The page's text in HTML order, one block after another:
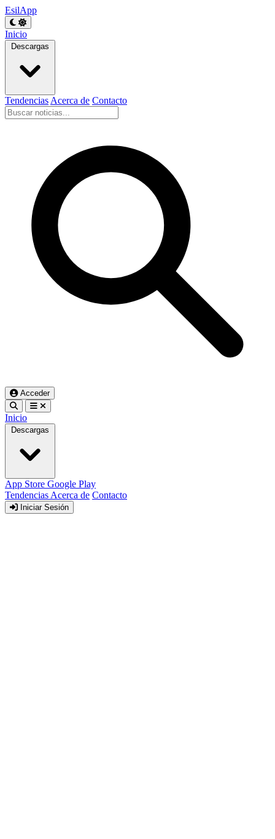
EsilApp
Inicio
Descargas
Tendencias Acerca de Contacto
Acceder
Inicio
Descargas
App Store Google Play
Tendencias Acerca de Contacto
Iniciar Sesión